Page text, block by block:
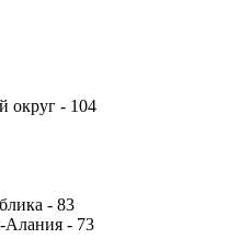
округ - 104
- 83
Алания - 73